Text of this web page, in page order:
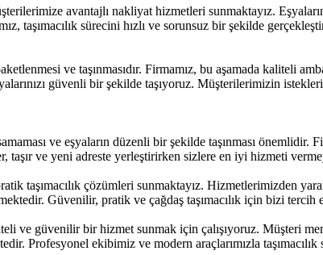
avantajlı nakliyat hizmetleri sunmaktayız.
taşımacılık sürecini hızlı ve sorunsuz bir şekilde
ve taşınmasıdır. Firmamız, bu aşamada kaliteli
güvenli bir şekilde taşıyoruz. Müşterilerimizin
ve eşyaların düzenli bir şekilde taşınması önemlidir.
taşır ve yeni adreste yerleştirirken sizlere en iyi hizmeti
çözümleri sunmaktayız. Hizmetlerimizden
Güvenilir, pratik ve çağdaş taşımacılık için bizi tercih
ve güvenilir bir hizmet sunmak için çalışıyoruz. Müşteri
Profesyonel ekibimiz ve modern araçlarımızla